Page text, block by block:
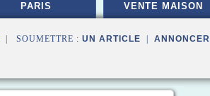
PARIS VENTE MAISON
| SOUMETTRE : UN ARTICLE ANNONCER